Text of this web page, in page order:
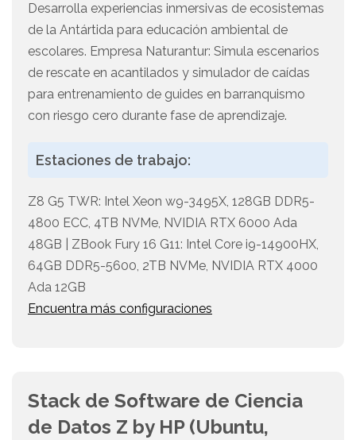
Desarrolla experiencias inmersivas de ecosistemas
de la Antártida para educación ambiental de
escolares. Empresa Naturantur: Simula escenarios
de rescate en acantilados y simulador de caídas
para entrenamiento de guides en barranquismo
con riesgo cero durante fase de aprendizaje.
Estaciones de trabajo:
Z8 G5 TWR: Intel Xeon w9-3495X, 128GB DDR5-
4800 ECC, 4TB NVMe, NVIDIA RTX 6000 Ada
48GB | ZBook Fury 16 G11: Intel Core i9-14900HX,
64GB DDR5-5600, 2TB NVMe, NVIDIA RTX 4000
Ada 12GB
Encuentra más configuraciones
Stack de Software de Ciencia
de Datos Z by HP (Ubuntu,